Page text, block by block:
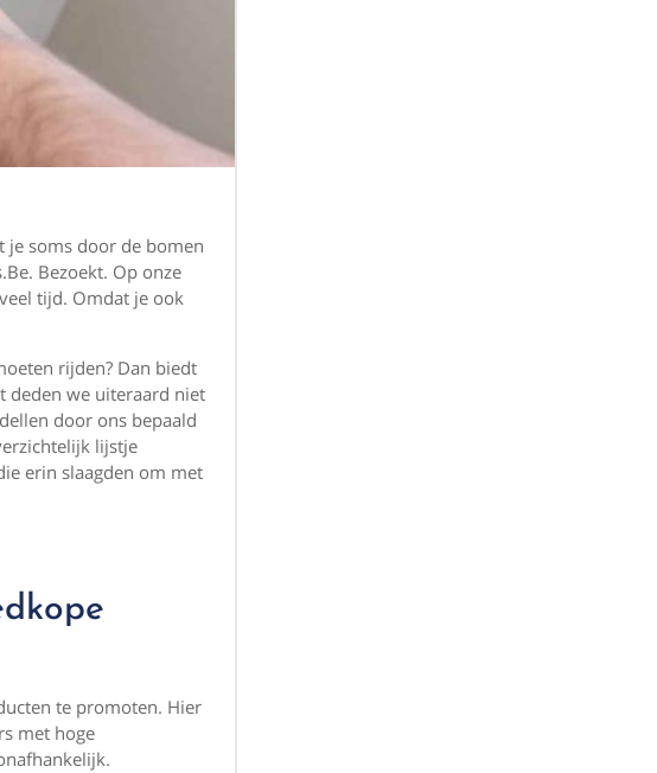
je soms door de bomen
Bezoekt. Op onze
tijd. Omdat je ook
rijden? Dan biedt
deden we uiteraard niet
door ons bepaald
lijstje
erin slaagden om met
te promoten. Hier
met hoge